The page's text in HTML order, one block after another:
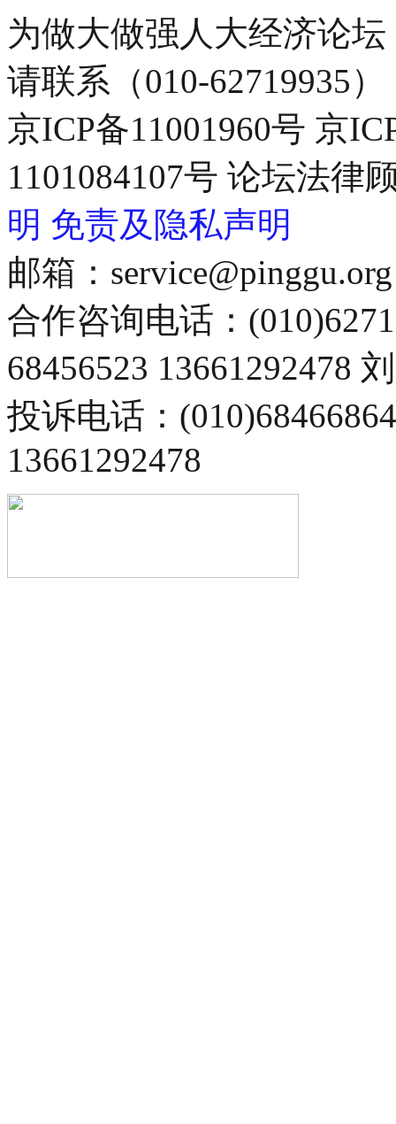
为做大做强人大经济论
请联系（010-62719935）
京ICP备11001960号 京
1101084107号 论坛法律
明 免责及隐私声明
邮箱：service@pinggu.org
合作咨询电话：
68456523 13661292478
投诉电话：
13661292478